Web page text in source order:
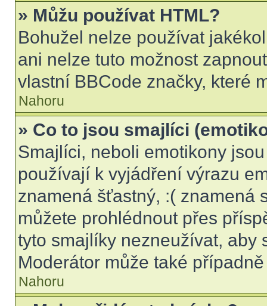
» Můžu používat HTML?
Bohužel nelze používat
ani nelze tuto možnost
vlastní BBCode značky, které
Nahoru
» Co to jsou smajlíci
Smajlíci, neboli emotikony
používají k vyjádření výrazu
znamená šťastný, :( znamená
můžete prohlédnout přes
tyto smajlíky nezneužívat, aby
Moderátor může také
Nahoru